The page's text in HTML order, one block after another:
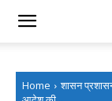
Home शासन